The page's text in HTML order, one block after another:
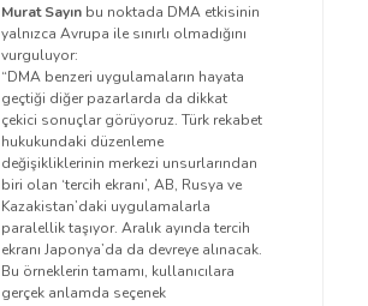
Murat Sayın bu noktada DMA etkisinin
yalnızca Avrupa ile sınırlı olmadığını
vurguluyor:
“DMA benzeri uygulamaların hayata
geçtiği diğer pazarlarda da dikkat
çekici sonuçlar görüyoruz. Türk rekabet
hukukundaki düzenleme
değişikliklerinin merkezi unsurlarından
biri olan ‘tercih ekranı’, AB, Rusya ve
Kazakistan’daki uygulamalarla
paralellik taşıyor. Aralık ayında tercih
ekranı Japonya’da da devreye alınacak.
Bu örneklerin tamamı, kullanıcılara
gerçek anlamda seçenek